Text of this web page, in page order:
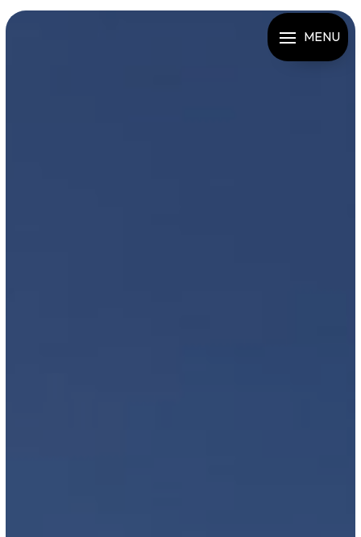
MENU
Panneau de gestion des cookies